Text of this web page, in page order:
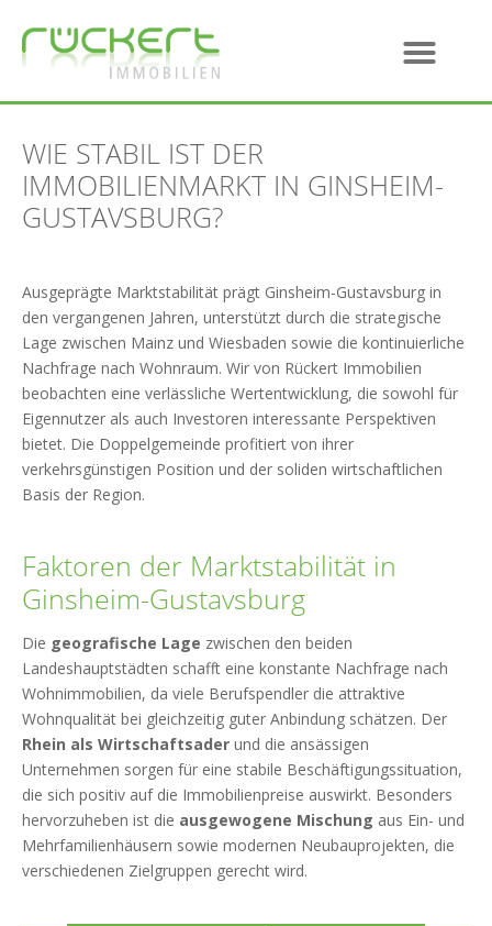
WIE STABIL IST DER
IMMOBILIENMARKT IN GINSHEIM-
GUSTAVSBURG?
Ausgeprägte Marktstabilität prägt Ginsheim-Gustavsburg in
den vergangenen Jahren, unterstützt durch die strategische
Lage zwischen Mainz und Wiesbaden sowie die kontinuierliche
Nachfrage nach Wohnraum. Wir von Rückert Immobilien
beobachten eine verlässliche Wertentwicklung, die sowohl für
Eigennutzer als auch Investoren interessante Perspektiven
bietet. Die Doppelgemeinde profitiert von ihrer
verkehrsgünstigen Position und der soliden wirtschaftlichen
Basis der Region.
Faktoren der Marktstabilität in
Ginsheim-Gustavsburg
Die geografische Lage zwischen den beiden
Landeshauptstädten schafft eine konstante Nachfrage nach
Wohnimmobilien, da viele Berufspendler die attraktive
Wohnqualität bei gleichzeitig guter Anbindung schätzen. Der
Rhein als Wirtschaftsader und die ansässigen
Unternehmen sorgen für eine stabile Beschäftigungssituation,
die sich positiv auf die Immobilienpreise auswirkt. Besonders
hervorzuheben ist die ausgewogene Mischung aus Ein- und
Mehrfamilienhäusern sowie modernen Neubauprojekten, die
verschiedenen Zielgruppen gerecht wird.